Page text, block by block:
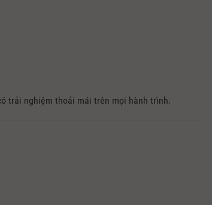
trải nghiệm thoải mái trên mọi hành trình.